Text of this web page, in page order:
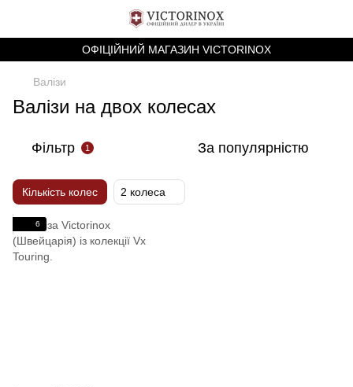
ОФІЦІЙНИЙ МАГАЗИН VICTORINOX
Валізи
Валізи на двох колесах
Фільтр 1 За популярністю
Кількість колес 2 колеса
6